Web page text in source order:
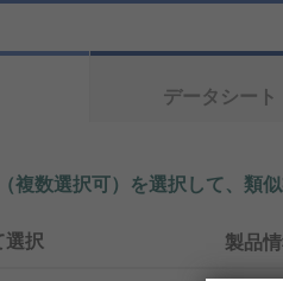
データシート
複数選択可）を選択して、類似
選択 製品